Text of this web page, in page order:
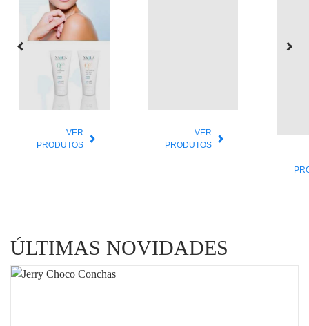
VER
PRODUTOS
VER
PRODUTOS
ÚLTIMAS NOVIDADES